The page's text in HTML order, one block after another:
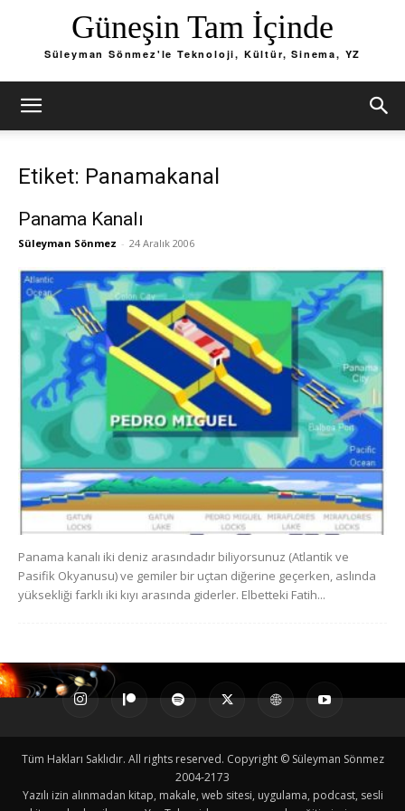
Güneşin Tam İçinde
Süleyman Sönmez'le Teknoloji, Kültür, Sinema, YZ
Etiket: Panamakanal
Panama Kanalı
Süleyman Sönmez - 24 Aralık 2006
Panama kanalı iki deniz arasındadır biliyorsunuz (Atlantik ve
Pasifik Okyanusu) ve gemiler bir uçtan diğerine geçerken, aslında
yüksekliği farklı iki kıyı arasında giderler. Elbetteki Fatih...
Tüm Hakları Saklıdır. All rights reserved. Copyright © Süleyman Sönmez
2004-2173
Yazılı izin alınmadan kitap, makale, web sitesi, uygulama, podcast, sesli